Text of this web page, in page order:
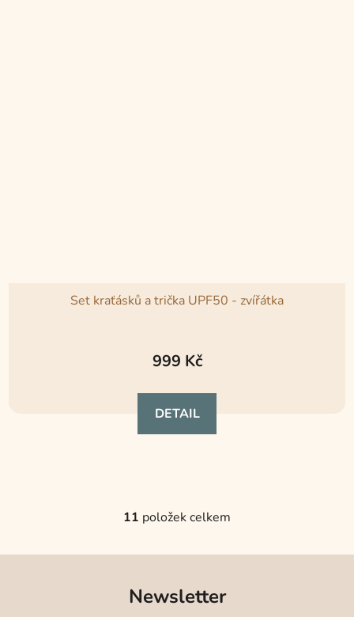
Set kraťásků a trička UPF50 - zvířátka
999 Kč
DETAIL
O
l
d
11 položek celkem
Newsletter